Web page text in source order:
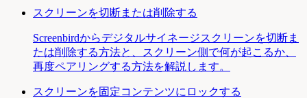
スクリーンを切断または削除する
Screenbirdからデジタルサイネージスクリーンを切断ま
たは削除する方法と、スクリーン側で何が起こるか、
再度ペアリングする方法を解説します。
スクリーンを固定コンテンツにロックする